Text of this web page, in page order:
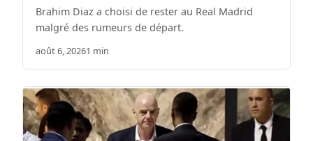
Brahim Diaz a choisi de rester au Real Madrid
malgré des rumeurs de départ.
août 6, 20261 min